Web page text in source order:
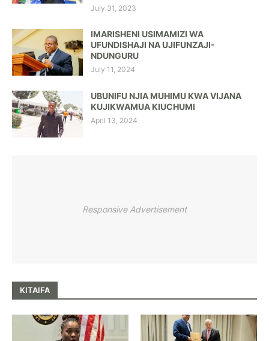
July 31, 2023
IMARISHENI USIMAMIZI WA
UFUNDISHAJI NA UJIFUNZAJI-
NDUNGURU
July 11, 2024
UBUNIFU NJIA MUHIMU KWA VIJANA
KUJIKWAMUA KIUCHUMI
April 13, 2024
Responsive Advertisement
KITAIFA